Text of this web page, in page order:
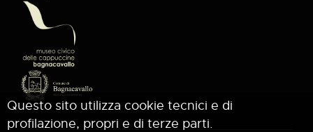
Questo sito utilizza cookie tecnici e di
profilazione, propri e di terze parti.